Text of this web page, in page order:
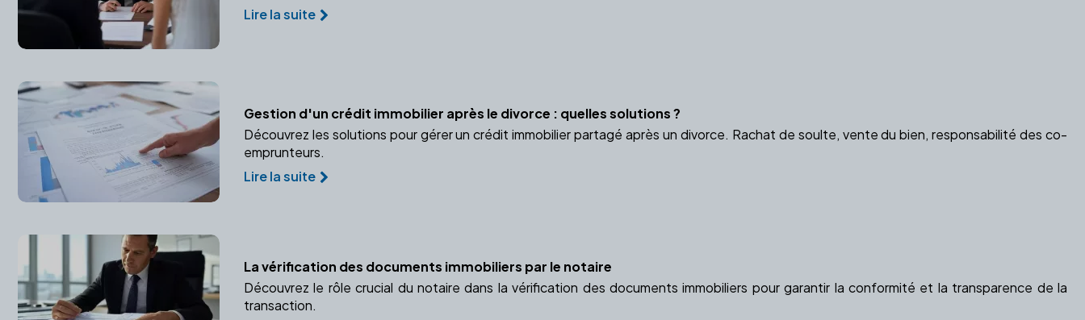
Lire la suite
Gestion d'un crédit immobilier après le divorce : quelles solutions ?
Découvrez les solutions pour gérer un crédit immobilier partagé après un divorce. Rachat de soulte, vente du bien, responsabilité des co-
emprunteurs.
Lire la suite
La vérification des documents immobiliers par le notaire
Découvrez le rôle crucial du notaire dans la vérification des documents immobiliers pour garantir la conformité et la transparence de la
transaction.